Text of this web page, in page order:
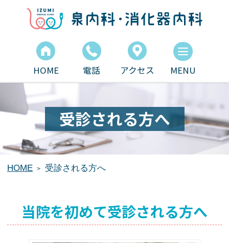
泉内科・消化器内科
受診される方へ
HOME 電話 アクセス
HOME 受診される方へ
当院を初めて受診される方へ